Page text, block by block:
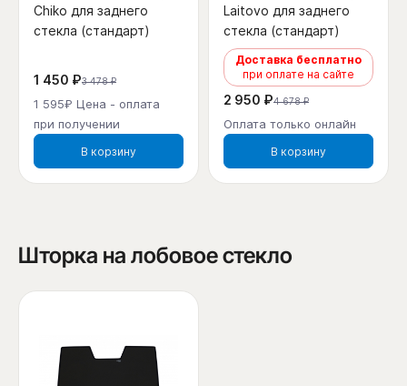
Chiko для заднего
стекла (стандарт)
1 450 ₽3 478 ₽
1 595₽ Цена - оплата
при получении
В корзину
Laitovo для заднего
стекла (стандарт)
Доставка бесплатно
при оплате на сайте
2 950 ₽4 678 ₽
Оплата только онлайн
В корзину
Шторка на лобовое стекло